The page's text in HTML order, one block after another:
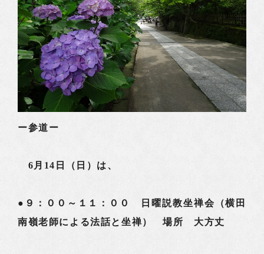
ー参道ー
6月14日（日）は、
●９：００～１１：００ 日曜説教坐禅会（横田
南嶺老師による法話と坐禅） 場所 大方丈